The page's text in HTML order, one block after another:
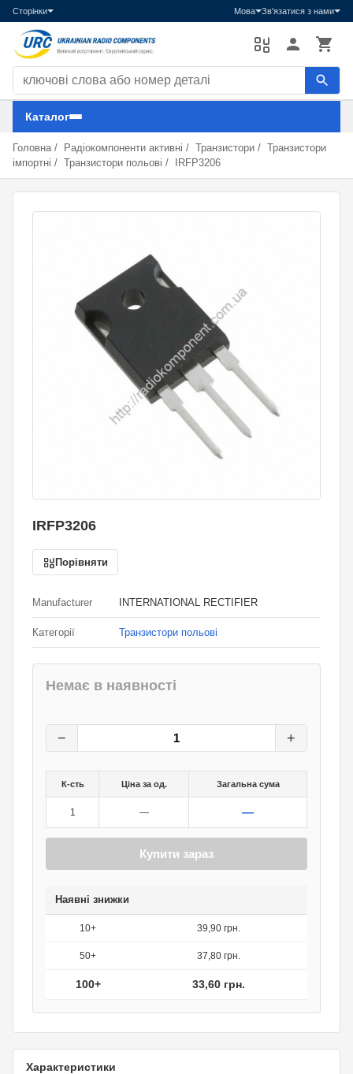
Сторінки Мова Зв'язатися з нами
Пошук компонентів
Каталог
Головна / Радіокомпоненти активні / Транзистори / Транзистори
імпортні / Транзистори польові / IRFP3206
IRFP3206
Порівняти
Manufacturer INTERNATIONAL RECTIFIER
Категорії Транзистори польові
Немає в наявності
− +
К-сть Ціна за од. Загальна сума
1 — —
Купити зараз
Наявні знижки
10+ 39,90 грн.
50+ 37,80 грн.
100+ 33,60 грн.
Характеристики